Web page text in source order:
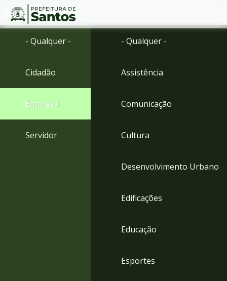
Ir
Ir
menu
Conteúdo
- Qualquer -
Cidadão
Empresa
Servidor
- Qualquer -
Assistência
Comunicação
Cultura
Desenvolvimento Urbano
Edificações
Educação
Esportes